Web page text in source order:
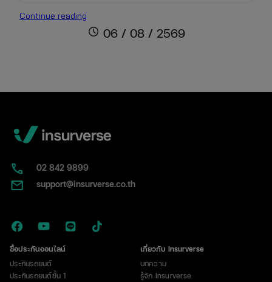
Continue reading
ฟ้าผ่า
ชีวิต
วัย
ปี
บาด
schedule 06 / 08 / 2569
02​ 842 9899
support@insurverse.co.th
ซื้อประกันออนไลน์
ประกันรถยนต์
ประกันรถยนต์ชั้น 1
เกี่ยวกับ Insurverse
บทความ
รู้จัก Insurverse